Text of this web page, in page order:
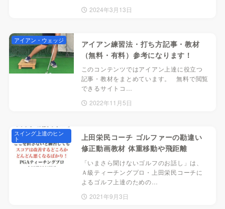
2024年3月13日
アイアン練習法・打ち方記事・教材
（無料・有料）参考になります！
このコンテンツではアイアン上達に役立つ
記事・教材をまとめています。 無料で閲覧
できるサイトコ…
2022年11月5日
アイアン・ウェッジ
上田栄民コーチ ゴルファーの勘違い
修正動画教材 体重移動や飛距離
「いまさら聞けないゴルフのお話し」は、
Ａ級ティーチングプロ・上田栄民コーチに
よるゴルフ上達のための…
2021年9月3日
スイング上達のヒン
ト